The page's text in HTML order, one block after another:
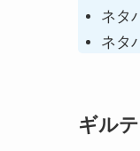
ネタ
ネタ
ギル